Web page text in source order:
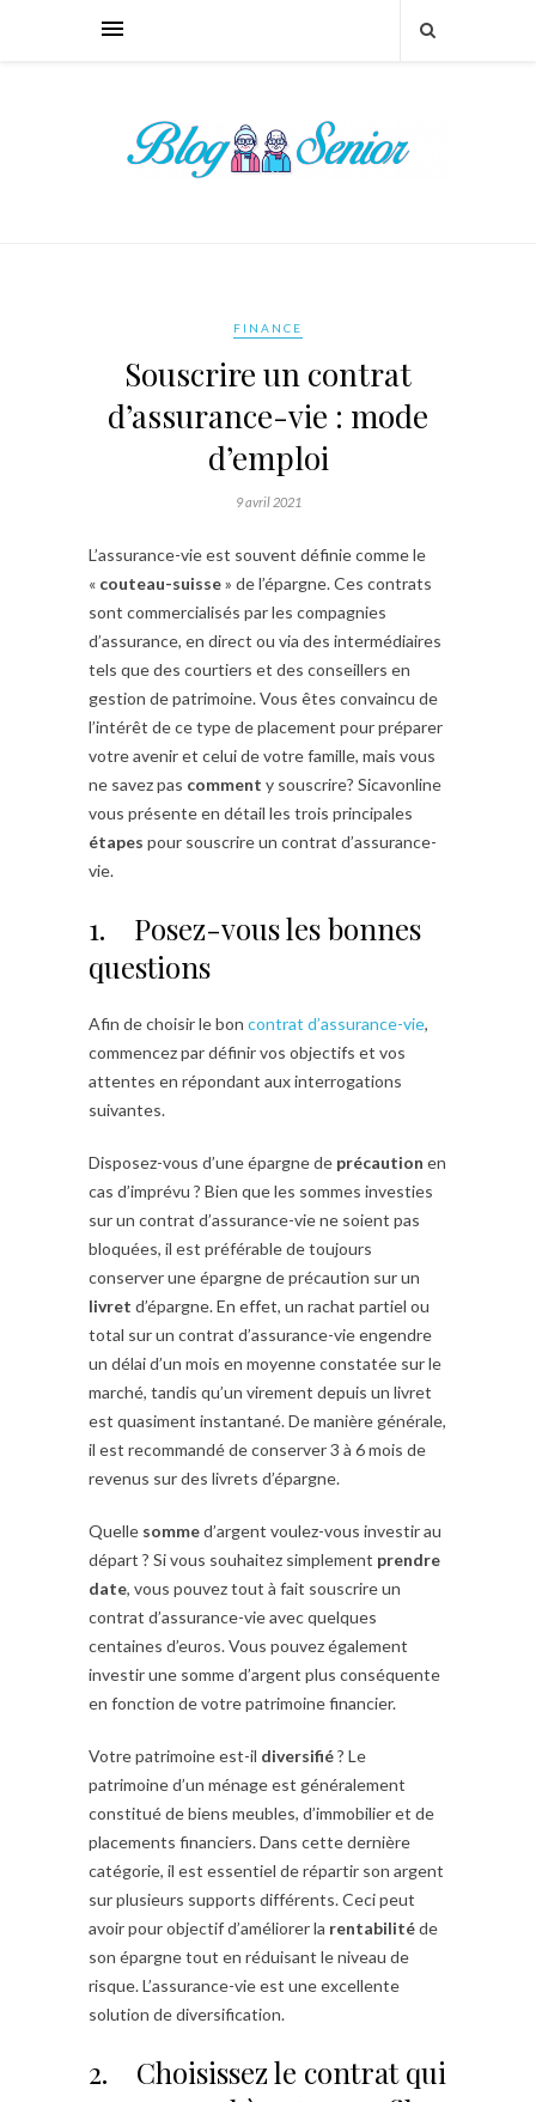
FINANCE
Souscrire un contrat
d’assurance-vie : mode
d’emploi
9 avril 2021
L’assurance-vie est souvent définie comme le
« couteau-suisse» de l’épargne. Ces contrats
sont commercialisés par les compagnies
d’assurance, en direct ou via des intermédiaires
tels que des courtiers et des conseillers en
gestion de patrimoine. Vous êtes convaincu de
l’intérêt de ce type de placement pour préparer
votre avenir et celui de votre famille, mais vous
ne savez pas comment y souscrire? Sicavonline
vous présente en détail les trois principales
étapes pour souscrire un contrat d’assurance-
vie.
1. Posez-vous les bonnes
questions
Afin de choisir le bon contrat d’assurance-vie,
commencez par définir vos objectifs et vos
attentes en répondant aux interrogations
suivantes.
Disposez-vous d’une épargne de précaution en
cas d’imprévu ? Bien que les sommes investies
sur un contrat d’assurance-vie ne soient pas
bloquées, il est préférable de toujours
conserver une épargne de précaution sur un
livret d’épargne. En effet, un rachat partiel ou
total sur un contrat d’assurance-vie engendre
un délai d’un mois en moyenne constatée sur le
marché, tandis qu’un virement depuis un livret
est quasiment instantané. De manière générale,
il est recommandé de conserver 3 à 6 mois de
revenus sur des livrets d’épargne.
Quelle sommed’argent voulez-vous investir au
départ ? Si vous souhaitez simplement prendre
date, vous pouvez tout à fait souscrire un
contrat d’assurance-vie avec quelques
centaines d’euros. Vous pouvez également
investir une somme d’argent plus conséquente
en fonction de votre patrimoine financier.
Votre patrimoine est-il diversifié? Le
patrimoine d’un ménage est généralement
constitué de biens meubles, d’immobilier et de
placements financiers. Dans cette dernière
catégorie, il est essentiel de répartir son argent
sur plusieurs supports différents. Ceci peut
avoir pour objectif d’améliorer la rentabilitéde
son épargne tout en réduisant le niveau de
risque. L’assurance-vie est une excellente
solution de diversification.
2. Choisissez le contrat qui